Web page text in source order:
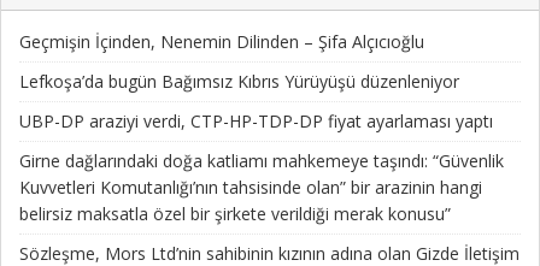
Geçmişin İçinden, Nenemin Dilinden – Şifa Alçıcıoğlu
Lefkoşa’da bugün Bağımsız Kıbrıs Yürüyüşü düzenleniyor
UBP-DP araziyi verdi, CTP-HP-TDP-DP fiyat ayarlaması yaptı
Girne dağlarındaki doğa katliamı mahkemeye taşındı: “Güvenlik
Kuvvetleri Komutanlığı’nın tahsisinde olan” bir arazinin hangi
belirsiz maksatla özel bir şirkete verildiği merak konusu”
Sözleşme, Mors Ltd’nin sahibinin kızının adına olan Gizde İletişim